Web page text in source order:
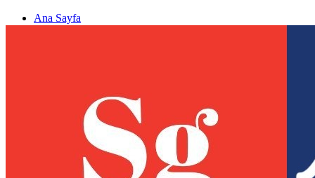
Ana Sayfa